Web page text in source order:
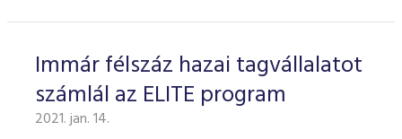
Immár félszáz hazai tagvállalatot
számlál az ELITE program
2021. jan. 14.